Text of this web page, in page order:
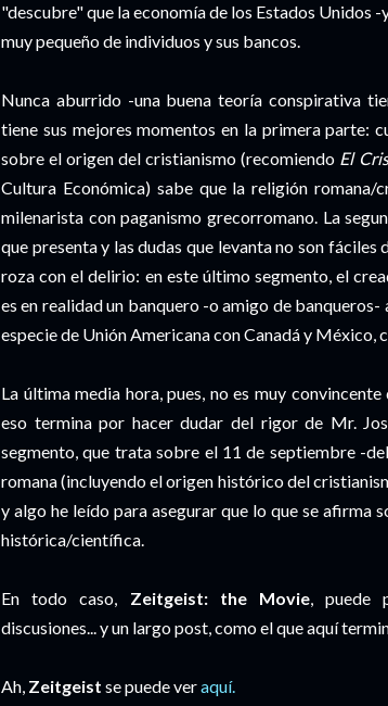
"descubre" que la economía de los Estados Unidos
muy pequeño de individuos y sus bancos.
Nunca aburrido -una buena teoría conspirativa
tiene sus mejores momentos en la primera parte:
sobre el origen del cristianismo (recomiendo El
Cultura Económica) sabe que la religión romana/
milenarista con paganismo grecorromano. La
que presenta y las dudas que levanta no son
roza con el delirio: en este último segmento, el
es en realidad un banquero -o amigo de
especie de Unión Americana con Canadá y México,
La última media hora, pues, no es muy
eso termina por hacer dudar del rigor de Mr.
segmento, que trata sobre el 11 de septiembre -
romana (incluyendo el origen histórico del
y algo he leído para asegurar que lo que se afirma
histórica/científica.
En todo caso, Zeitgeist: the Movie, puede
discusiones... y un largo post, como el que aquí
Ah, Zeitgeist se puede veraquí.